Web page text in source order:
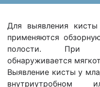
Для выявления
применяются
полости. При
обнаруживается
Выявление кисты у